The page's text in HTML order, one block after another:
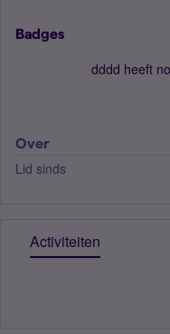
Badges
dddd heeft
Over
Lid sinds
Activiteiten